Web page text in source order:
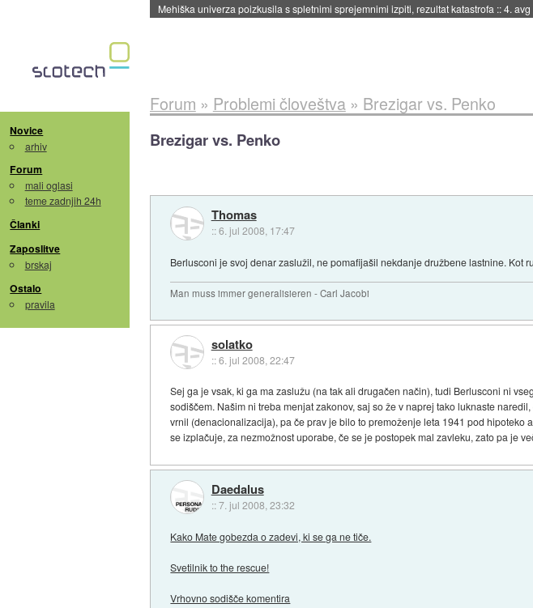
Evropska vesoljska agencija razvija svojo raketo za večkratno uporabo::4. avg 2026
Novice
arhiv
Forum
mali oglasi
teme zadnjih 24h
Članki
Zaposlitve
brskaj
Ostalo
pravila
Forum » Problemi človeštva» Brezigar vs. Penko
Brezigar vs. Penko
Thomas
::6. jul 2008, 17:47
Berlusconi je svoj denar zaslužil, ne pomafijašil nekdanje družbene lastnine. Kot
Man muss immer generalisieren - Carl Jacobi
solatko
::6. jul 2008, 22:47
Sej ga je vsak, ki ga ma zaslužu (na tak ali drugačen način), tudi Berlusconi ni
sodiščem. Našim ni treba menjat zakonov, saj so že v naprej tako luknaste
vrnil (denacionalizacija), pa če prav je bilo to premoženje leta 1941 pod
se izplačuje, za nezmožnost uporabe, če se je postopek mal zavleku, zato pa je
Daedalus
::7. jul 2008, 23:32
Kako Mate gobezda o zadevi, ki se ga ne tiče.
Svetilnik to the rescue!
Vrhovno sodišče komentira